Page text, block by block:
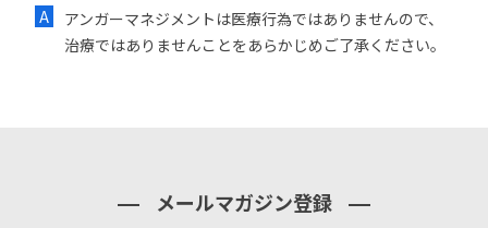
アンガーマネジメントは医療行為ではありませんので、
治療ではありませんことをあらかじめご了承ください。
メールマガジン登録